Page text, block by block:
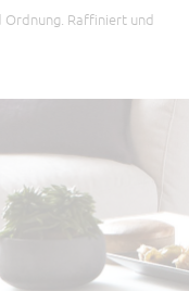
Ordnung. Raffiniert und